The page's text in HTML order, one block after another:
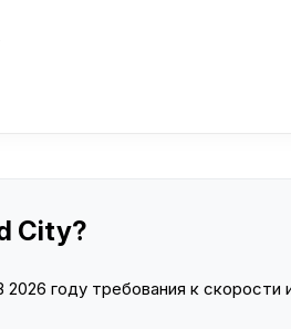
City?
году требования к скорости